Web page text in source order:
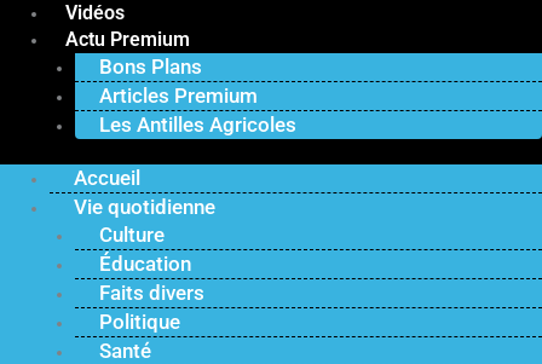
Vidéos
Actu Premium
Bons Plans
Articles Premium
Les Antilles Agricoles
Accueil
Vie quotidienne
Culture
Éducation
Faits divers
Politique
Santé